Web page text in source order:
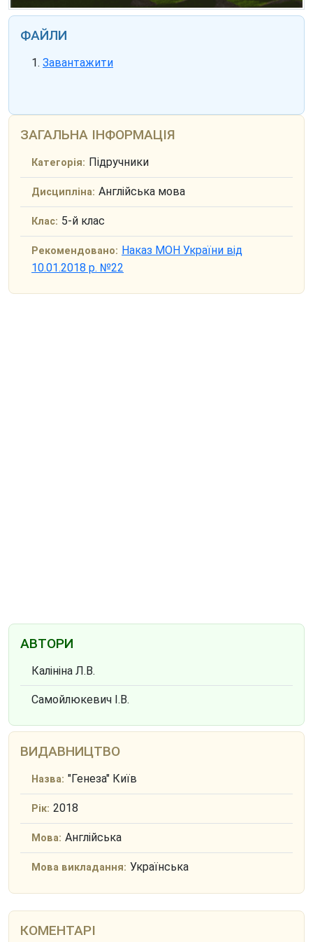
ФАЙЛИ
Завантажити
ЗАГАЛЬНА ІНФОРМАЦІЯ
Категорія: Підручники
Дисципліна: Англійська мова
Клас: 5-й клас
Рекомендовано: Наказ МОН України від
10.01.2018 р. №22
АВТОРИ
Калініна Л.В.
Самойлюкевич І.В.
ВИДАВНИЦТВО
Назва: "Генеза" Київ
Рік: 2018
Мова: Англійська
Мова викладання: Українська
КОМЕНТАРІ